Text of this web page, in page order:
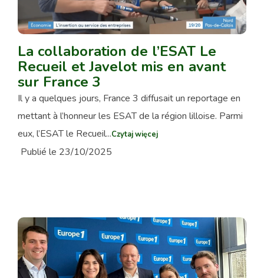
La collaboration de l’ESAT Le
Recueil et Javelot mis en avant
sur France 3
Il y a quelques jours, France 3 diffusait un reportage en
mettant à l’honneur les ESAT de la région lilloise. Parmi
eux, l’ESAT le Recueil...Czytaj więcej
Publié le 23/10/2025